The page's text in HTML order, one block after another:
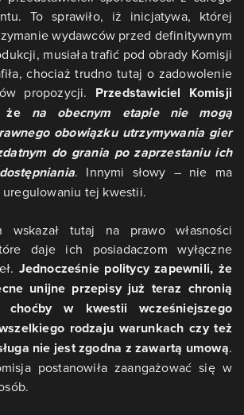
To sprawiło, iż inicjatywa, której
wydawców przed definitywnym
musiała trafić pod obrady Komisji
chociaż trudno tutaj o zadowolenie
propozycji. Przedstawiciel Komisji
że na obecnym etapie nie mogą
obowiązku utrzymywania gier
do grania po zaprzestaniu ich
. Innymi słowy – nie ma
tej kwestii.
wskazał tutaj na prawo własności
daje ich posiadaczom wyłączne
Jednocześnie politycy zapewnili, że
unijne przepisy już teraz chronią
choćby w kwestii wcześniejszego
rodzaju warunkach czy też
nie jest zgodna z zawartą umową.
postanowiła zaangażować się w